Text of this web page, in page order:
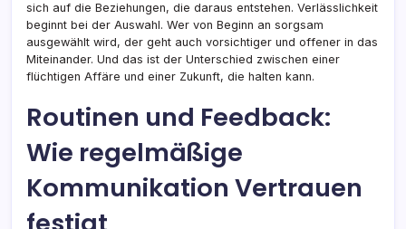
sich auf die Beziehungen, die daraus entstehen. Verlässlichkeit
beginnt bei der Auswahl. Wer von Beginn an sorgsam
ausgewählt wird, der geht auch vorsichtiger und offener in das
Miteinander. Und das ist der Unterschied zwischen einer
flüchtigen Affäre und einer Zukunft, die halten kann.
Routinen und Feedback:
Wie regelmäßige
Kommunikation Vertrauen